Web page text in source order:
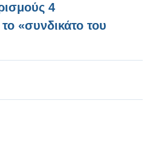
4
«συνδικάτο του